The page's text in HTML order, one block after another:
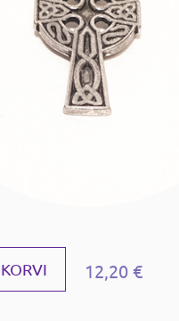
12,20 €